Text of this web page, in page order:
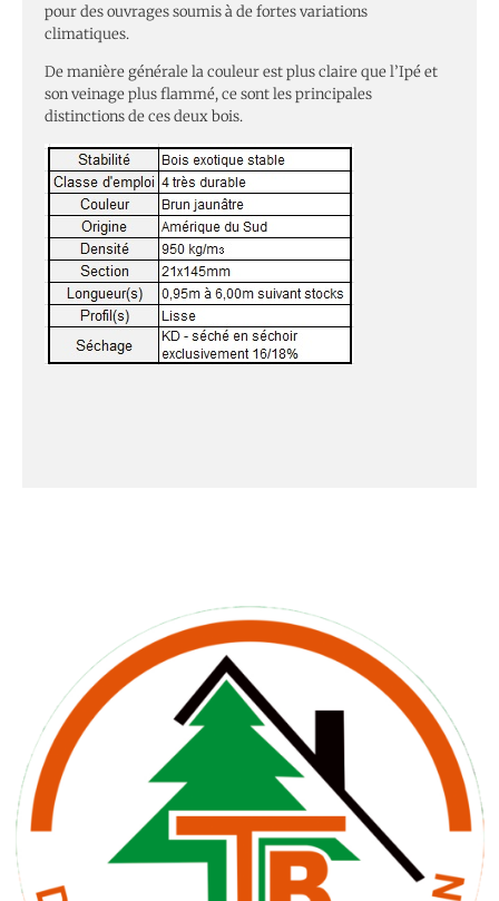
pour des ouvrages soumis à de fortes variations
climatiques.
De manière générale la couleur est plus claire que l’Ipé et
son veinage plus flammé, ce sont les principales
distinctions de ces deux bois.